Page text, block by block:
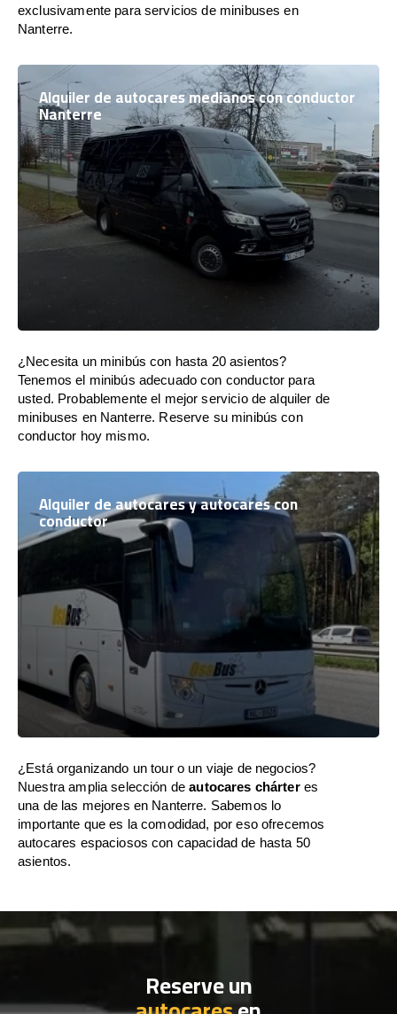
exclusivamente para servicios de minibuses en
Nanterre.
Alquiler de autocares medianos con conductor
Nanterre
¿Necesita un minibús con hasta 20 asientos?
Tenemos el minibús adecuado con conductor para
usted. Probablemente el mejor servicio de alquiler de
minibuses en Nanterre. Reserve su minibús con
conductor hoy mismo.
Alquiler de autocares y autocares con
conductor
¿Está organizando un tour o un viaje de negocios?
Nuestra amplia selección deautocares chárteres
una de las mejores en Nanterre. Sabemos lo
importante que es la comodidad, por eso ofrecemos
autocares espaciosos con capacidad de hasta 50
asientos.
Reserve un